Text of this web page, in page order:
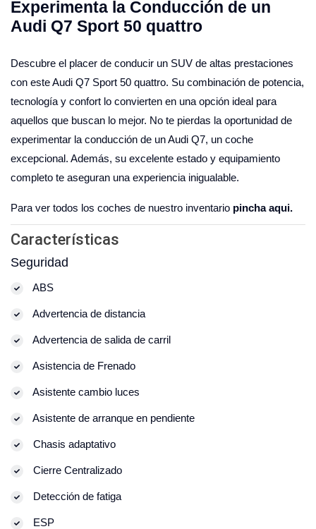
Experimenta la Conducción de un
Audi Q7 Sport 50 quattro
Descubre el placer de conducir un SUV de altas prestaciones
con este Audi Q7 Sport 50 quattro. Su combinación de potencia,
tecnología y confort lo convierten en una opción ideal para
aquellos que buscan lo mejor. No te pierdas la oportunidad de
experimentar la conducción de un Audi Q7, un coche
excepcional. Además, su excelente estado y equipamiento
completo te aseguran una experiencia inigualable.
Para ver todos los coches de nuestro inventario pincha aqui.
Características
Seguridad
ABS
Advertencia de distancia
Advertencia de salida de carril
Asistencia de Frenado
Asistente cambio luces
Asistente de arranque en pendiente
Chasis adaptativo
Cierre Centralizado
Detección de fatiga
ESP